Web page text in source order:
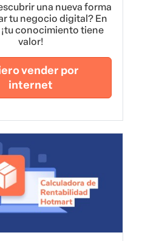
una nueva forma
tu negocio digital? En
conocimiento tiene
valor!
vender por
internet